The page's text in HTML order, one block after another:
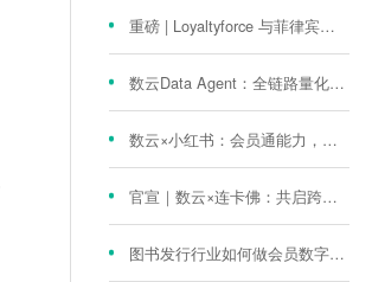
重磅 | Loyaltyforce 与菲律宾零售巨头 SM 集团达成战略合作，携手开启 SMAC 会员数智化运营新征程
数云Data Agent：全链路量化评测体系，炼就零售数据分析精准力
数云×小红书：会员通能力，重磅发布！
官宣｜数云×连卡佛：共启跨境会员运营新征程，重塑消费联结新体验
图书发行行业如何做会员数字化?河南新华书店给打了个样！